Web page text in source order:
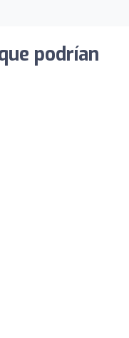
podrían